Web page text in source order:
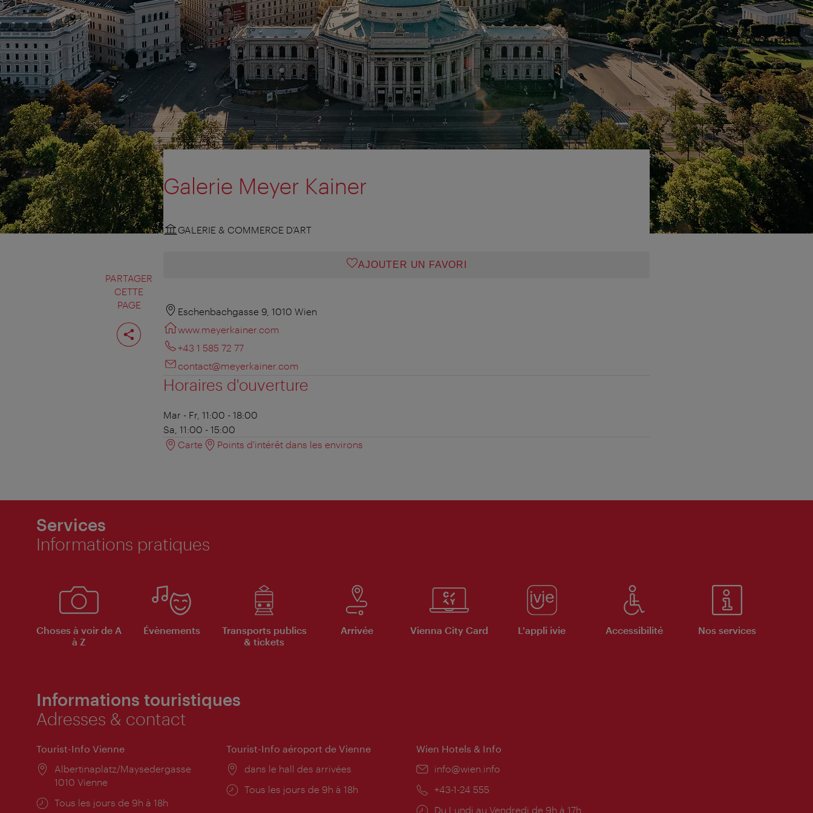
PARTAGER
CETTE
PAGE
Partager
cette
page
Galerie Meyer Kainer
GALERIE & COMMERCE D’ART
AJOUTER UN FAVORI
Eschenbachgasse 9, 1010 Wien
www.meyerkainer.com
+43 1 585 72 77
contact@meyerkainer.com
Horaires d'ouverture
Mar - Fr, 11:00 - 18:00
Sa, 11:00 - 15:00
Carte
Points d'intérêt dans les environs
Services
Informations pratiques
Choses à voir de A
à Z
Évènements
Transports publics
& tickets
Arrivée Vienna City Card L'appli ivie Accessibilité Nos services
Informations touristiques
Adresses & contact
Tourist-Info Vienne
Lieu:
Albertinaplatz/Maysedergasse
1010 Vienne
Horaires
Tous les jours de 9h à 18h
Tourist-Info aéroport de Vienne
Lieu:
dans le hall des arrivées
Horaires
Tous les jours de 9h à 18h
Wien Hotels & Info
E-
info@wien.info
Téléphone:
+43-1-24 555
Horaires
Du Lundi au Vendredi de 9h à 17h